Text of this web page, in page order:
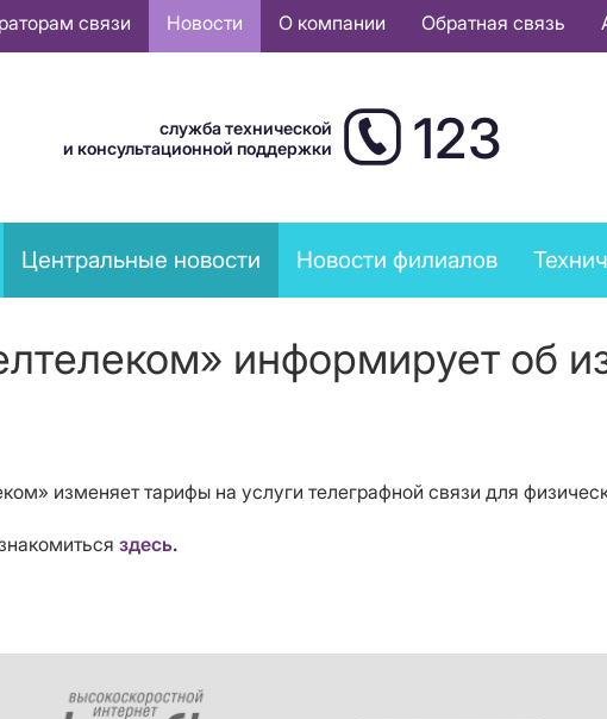
связи Новости О компании Обратная связь
служба технической
и консультационной поддержки
123
News
menu
Центральные новости Новости филиалов
информирует об
изменяет тарифы на услуги телеграфной связи для
здесь.